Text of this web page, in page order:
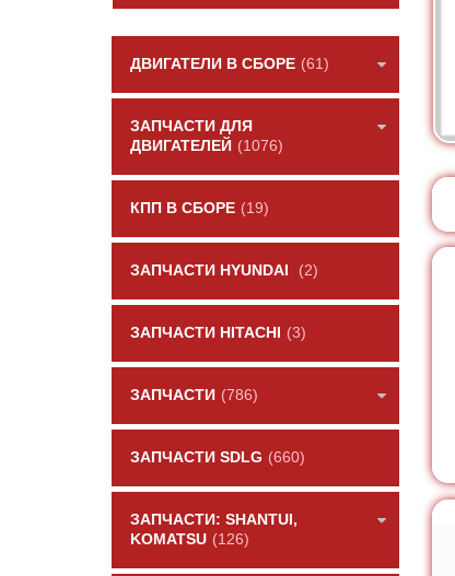
ДВИГАТЕЛИ В СБОРЕ (61)
ЗАПЧАСТИ ДЛЯ
ДВИГАТЕЛЕЙ (1076)
КПП В СБОРЕ (19)
ЗАПЧАСТИ HYUNDAI (2)
ЗАПЧАСТИ HITACHI (3)
ЗАПЧАСТИ (786)
ЗАПЧАСТИ SDLG (660)
ЗАПЧАСТИ: SHANTUI,
KOMATSU (126)